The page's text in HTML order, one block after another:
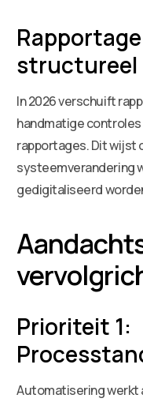
structureel
In 2026 verschuift
handmatige
rapportages. Dit wijst
systeemverandering
gedigitaliseerd
Prioriteit 1:
Automatisering werkt